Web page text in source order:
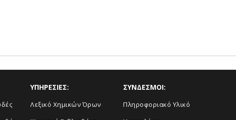
ΥΠΗΡΕΣΙΕΣ:
Λεξικό Χημικών Όρων
ΣΥΝΔΕΣΜΟΙ:
Πληροφοριακό Υλικό